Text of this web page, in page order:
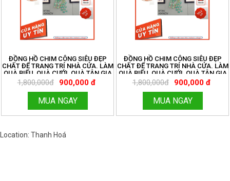
ĐỒNG HỒ CHIM CÔNG SIÊU ĐẸP
CHẤT ĐỂ TRANG TRÍ NHÀ CỬA. LÀM
QUÀ BIẾU, QUÀ CƯỚI, QUÀ TÂN GIA
MÃ BF38
1,800,000đ 900,000 đ
MUA NGAY
ĐỒNG HỒ CHIM CÔNG SIÊU ĐẸP
CHẤT ĐỂ TRANG TRÍ NHÀ CỬA. LÀM
QUÀ BIẾU, QUÀ CƯỚI, QUÀ TÂN GIA
MÃ BF38
1,800,000đ 900,000 đ
MUA NGAY
Location: Thanh Hoá